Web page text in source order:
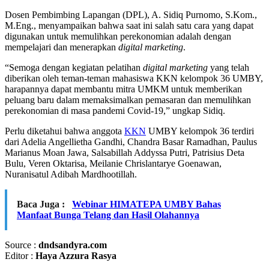
Dosen Pembimbing Lapangan (DPL), A. Sidiq Purnomo, S.Kom.,
M.Eng., menyampaikan bahwa saat ini salah satu cara yang dapat
digunakan untuk memulihkan perekonomian adalah dengan
mempelajari dan menerapkan digital marketing.
“Semoga dengan kegiatan pelatihan digital marketing yang telah
diberikan oleh teman-teman mahasiswa KKN kelompok 36 UMBY,
harapannya dapat membantu mitra UMKM untuk memberikan
peluang baru dalam memaksimalkan pemasaran dan memulihkan
perekonomian di masa pandemi Covid-19,” ungkap Sidiq.
Perlu diketahui bahwa anggota KKN UMBY kelompok 36 terdiri
dari Adelia Angellietha Gandhi, Chandra Basar Ramadhan, Paulus
Marianus Moan Jawa, Salsabillah Addyssa Putri, Patrisius Deta
Bulu, Veren Oktarisa, Meilanie Chrislantarye Goenawan,
Nuranisatul Adibah Mardhootillah.
Baca Juga :
Webinar HIMATEPA UMBY Bahas
Manfaat Bunga Telang dan Hasil Olahannya
Source : dndsandyra.com
Editor : Haya Azzura Rasya